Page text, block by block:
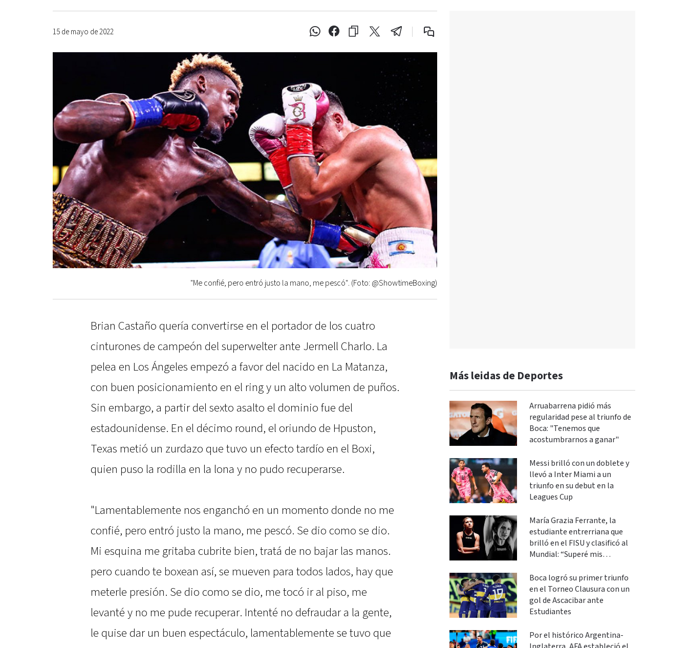
15 de mayo de 2022
"Me confié, pero entró justo la mano, me pescó". (Foto: @ShowtimeBoxing)
Brian Castaño quería convertirse en el portador de los cuatro
cinturones de campeón del superwelter ante Jermell Charlo. La
pelea en Los Ángeles empezó a favor del nacido en La Matanza,
con buen posicionamiento en el ring y un alto volumen de puños.
Sin embargo, a partir del sexto asalto el dominio fue del
estadounidense. En el décimo round, el oriundo de Hpuston,
Texas metió un zurdazo que tuvo un efecto tardío en el Boxi,
quien puso la rodilla en la lona y no pudo recuperarse.
"Lamentablemente nos enganchó en un momento donde no me
confié, pero entró justo la mano, me pescó. Se dio como se dio.
Mi esquina me gritaba cubrite bien, tratá de no bajar las manos.
pero cuando te boxean así, se mueven para todos lados, hay que
meterle presión. Se dio como se dio, me tocó ir al piso, me
levanté y no me pude recuperar. Intenté no defraudar a la gente,
le quise dar un buen espectáculo, lamentablemente se tuvo que
Más leidas de Deportes
Arruabarrena pidió más
regularidad pese al triunfo de
Boca: "Tenemos que
acostumbrarnos a ganar"
Messi brilló con un doblete y
llevó a Inter Miami a un
triunfo en su debut en la
Leagues Cup
María Grazia Ferrante, la
estudiante entrerriana que
brilló en el FISU y clasificó al
Mundial: “Superé mis
Boca logró su primer triunfo
en el Torneo Clausura con un
gol de Ascacibar ante
Estudiantes
Por el histórico Argentina-